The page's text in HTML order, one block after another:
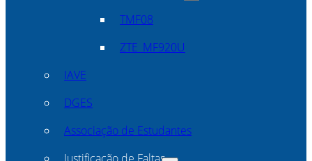
TMF08
ZTE_MF920U
IAVE
DGES
Associação de Estudantes